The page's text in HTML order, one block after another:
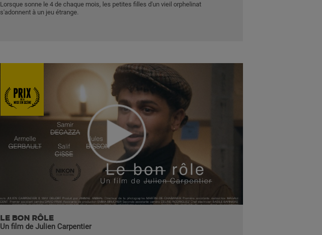
Lorsque sonne le 4 de chaque mois, les petites filles d'un vieil orphelinat
s'adonnent à un jeu étrange.
LE BON RÔLE
Un film de Julien Carpentier